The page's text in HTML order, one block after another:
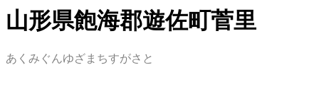
山形県飽海郡遊佐町菅里
あくみぐんゆざまちすがさと